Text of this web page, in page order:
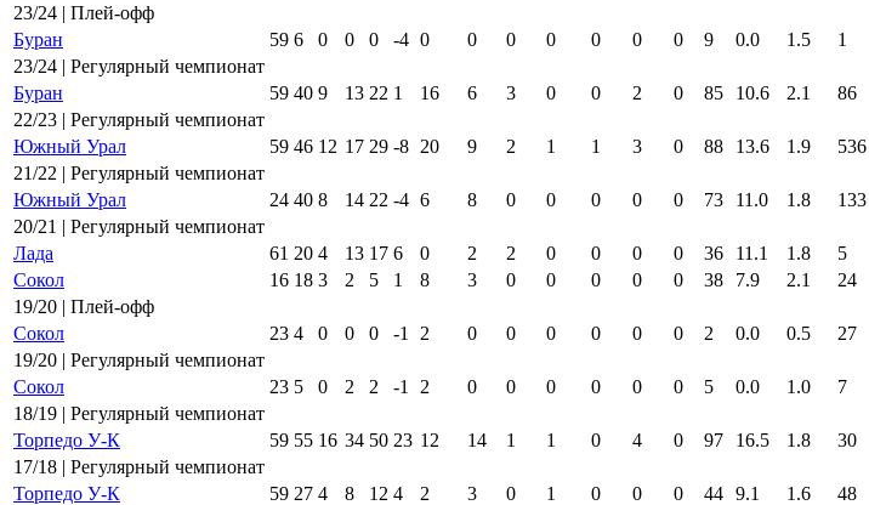
23/24 | Плей-офф
Буран
59 6 0 0 0 -4 0 0 0 0 0 0 0 9 0.0 1.5 1
23/24 | Регулярный чемпионат
Буран
59 40 9 13 22 1 16 6 3 0 0 2 0 85 10.6 2.1 86
22/23 | Регулярный чемпионат
Южный Урал
59 46 12 17 29 -8 20 9 2 1 1 3 0 88 13.6 1.9 536
21/22 | Регулярный чемпионат
Южный Урал
24 40 8 14 22 -4 6 8 0 0 0 0 0 73 11.0 1.8 133
20/21 | Регулярный чемпионат
Лада
61 20 4 13 17 6 0 2 2 0 0 0 0 36 11.1 1.8 5
Сокол
16 18 3 2 5 1 8 3 0 0 0 0 0 38 7.9 2.1 24
19/20 | Плей-офф
Сокол
23 4 0 0 0 -1 2 0 0 0 0 0 0 2 0.0 0.5 27
19/20 | Регулярный чемпионат
Сокол
23 5 0 2 2 -1 2 0 0 0 0 0 0 5 0.0 1.0 7
18/19 | Регулярный чемпионат
Торпедо У-К
59 55 16 34 50 23 12 14 1 1 0 4 0 97 16.5 1.8 30
17/18 | Регулярный чемпионат
Торпедо У-К
59 27 4 8 12 4 2 3 0 1 0 0 0 44 9.1 1.6 48